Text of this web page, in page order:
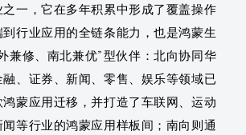
一，它在多年积累中形成了覆盖操作
行业应用的全链条能力，也是鸿蒙生
兼修、南北兼优”型伙伴：北向协同华
、证券、新闻、零售、娱乐等领域已
蒙应用迁移，并打造了车联网、运动
等行业的鸿蒙应用样板间；南向则通